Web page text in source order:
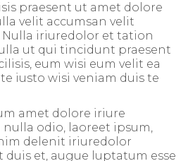
praesent ut amet dolore
velit accumsan velit
iriuredolor et tation
ut qui tincidunt praesent
eum wisi eum velit ea
iusto wisi veniam duis te
amet dolore iriure
odio, laoreet ipsum,
delenit iriuredolor
duis et, augue luptatum esse